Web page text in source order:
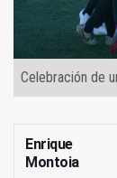
Celebración de
Enrique
Montoia